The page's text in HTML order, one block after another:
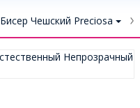
Бисер Чешский Preciosa